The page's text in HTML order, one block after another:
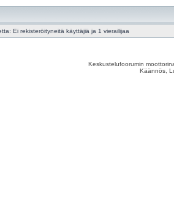
Ei rekisteröityneitä käyttäjiä ja 1 vierailijaa
Keskustelufoorumin
Käännös,